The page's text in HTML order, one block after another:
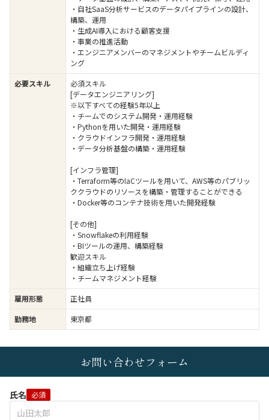
・自社SaaS分析サービスのデータパイプラインの設計、
構築、運用
・生成AI導入における顧客支援
・事業の推進活動
・エンジニアメンバーのマネジメントやチームビルディ
ング
必要スキル
必須スキル
[データエンジニアリング]
※以下すべての経験5年以上
・チームでのシステム開発・運用経験
・Pythonを用いた開発・運用経験
・クラウドインフラ開発・運用経験
・データ分析基盤の構築・運用経験
[インフラ管理]
・Terraform等のIaCツールを用いて、AWS等のパブリッ
ククラウドのリソースを構築・管理することができる
・Docker等のコンテナ技術を用いた開発経験
[その他]
・Snowflakeの利用経験
・BIツールの運用、構築経験
歓迎スキル
・組織立ち上げ経験
・チームマネジメント経験
雇用形態
正社員
勤務地
東京都
お問い合わせフォーム
氏名 必須